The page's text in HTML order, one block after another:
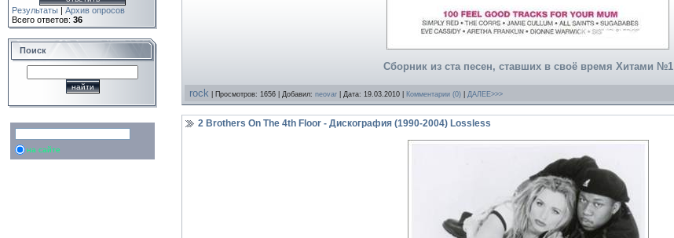
Результаты | Архив опросов
Всего ответов: 36
Поиск
на сайте
Сборник из ста песен, ставших в своё время Хитами №1
rock | Просмотров: 1656 | Добавил: neovar | Дата: 19.03.2010 Комментарии (0) ДАЛЕЕ>>>
2 Brothers On The 4th Floor - Дискография (1990-2004) Lossless